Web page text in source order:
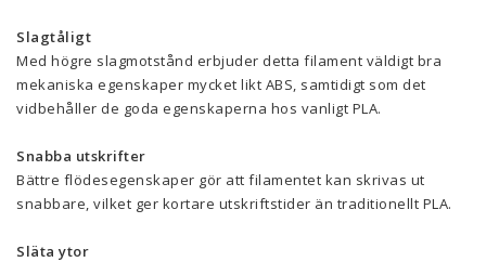
Slagtåligt
Med högre slagmotstånd erbjuder detta filament väldigt bra
mekaniska egenskaper mycket likt ABS, samtidigt som det
vidbehåller de goda egenskaperna hos vanligt PLA.
Snabba utskrifter
Bättre flödesegenskaper gör att filamentet kan skrivas ut
snabbare, vilket ger kortare utskriftstider än traditionellt PLA.
Släta ytor